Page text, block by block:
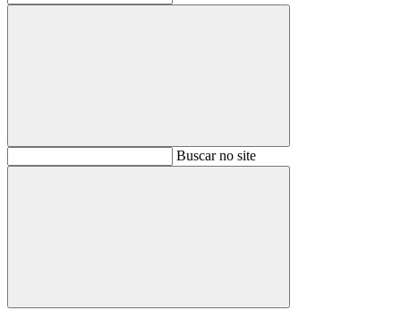
BuscarBuscar no site
Buscar